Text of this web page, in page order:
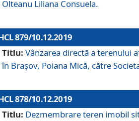
Olteanu Liliana Consuela.
879/10.12.2019
Titlu: Vânzarea directă a terenului
în Brașov, Poiana Mică, către
878/10.12.2019
Titlu: Dezmembrare teren imobil